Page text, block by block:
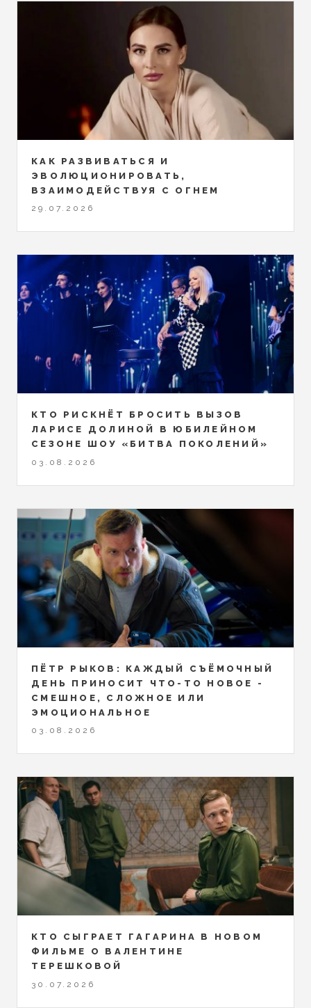
КАК РАЗВИВАТЬСЯ И
ЭВОЛЮЦИОНИРОВАТЬ,
ВЗАИМОДЕЙСТВУЯ С ОГНЕМ
29.07.2026
КТО РИСКНЁТ БРОСИТЬ ВЫЗОВ
ЛАРИСЕ ДОЛИНОЙ В ЮБИЛЕЙНОМ
СЕЗОНЕ ШОУ «БИТВА ПОКОЛЕНИЙ»
03.08.2026
ПЁТР РЫКОВ: КАЖДЫЙ СЪЁМОЧНЫЙ
ДЕНЬ ПРИНОСИТ ЧТО-ТО НОВОЕ -
СМЕШНОЕ, СЛОЖНОЕ ИЛИ
ЭМОЦИОНАЛЬНОЕ
03.08.2026
КТО СЫГРАЕТ ГАГАРИНА В НОВОМ
ФИЛЬМЕ О ВАЛЕНТИНЕ
ТЕРЕШКОВОЙ
30.07.2026